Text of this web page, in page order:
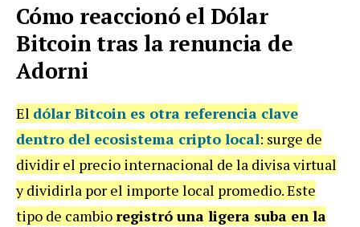
Cómo reaccionó el Dólar
Bitcoin tras la renuncia de
Adorni
El dólar Bitcoin es otra referencia clave
dentro del ecosistema cripto local: surge de
dividir el precio internacional de la divisa virtual
y dividirla por el importe local promedio. Este
tipo de cambioregistró una ligera suba en la